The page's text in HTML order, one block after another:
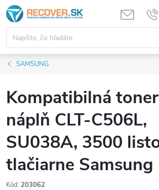
Prejsť
na
obsah
SAMSUNG
Kompatibilná
náplň CLT-C506L,
SU038A, 3500
tlačiarne Samsung
Kód: 203062